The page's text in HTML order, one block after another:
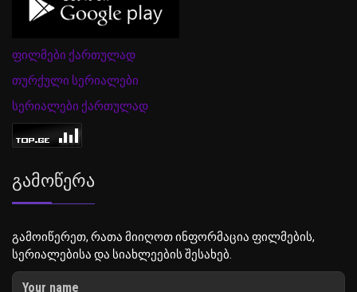
ფილმები ქართულად
თურქული სერიალები
სერიალები ქართულად
Გამოწერა
გამოიწერეთ, რათა მიიღოთ ინფორმაცია ფილმების,
სერიალებისა და სიახლეების შესახებ.